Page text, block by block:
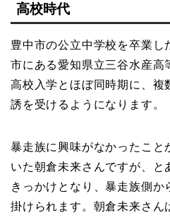
高校時代
豊中市の公立中学校を卒業し
市にある愛知県立三谷水産高
高校入学とほぼ同時期に、複
誘を受けるようになります。
暴走族に興味がなかったこと
いた朝倉未来さんですが、と
きっかけとなり、暴走族側か
掛けられます。朝倉未来さん